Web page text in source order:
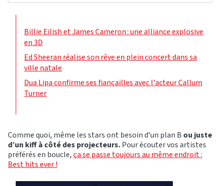
Billie Eilish et James Cameron : une alliance explosive
en 3D
Ed Sheeran réalise son rêve en plein concert dans sa
ville natale
Dua Lipa confirme ses fiançailles avec l'acteur Callum
Turner
Comme quoi, même les stars ont besoin d’un plan B ou juste
d’un kiff à côté des projecteurs.Pour écouter vos artistes
préférés en boucle,ça se passe toujours au même endroit :
Best hits ever !